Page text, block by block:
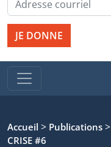
JE DONNE
Accueil > Publications >
CRISE #6